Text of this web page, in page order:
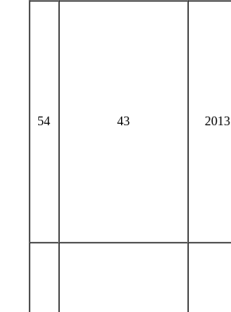
54 43 2013